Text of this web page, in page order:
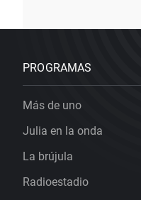
PROGRAMAS
Más de uno
Julia en la onda
La brújula
Radioestadio